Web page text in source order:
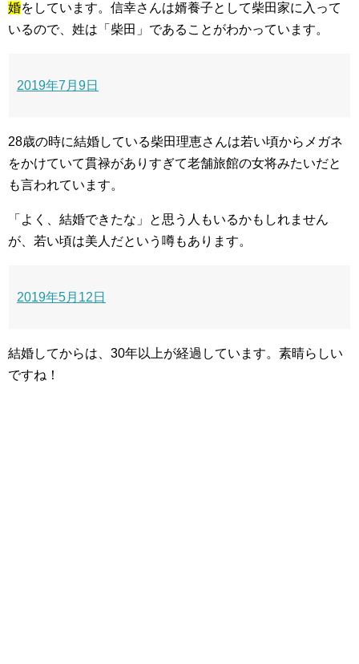
婚をしています。信幸さんは婿養子として柴田家に入って
いるので、姓は「柴田」であることがわかっています。
2019年7月9日
28歳の時に結婚している柴田理恵さんは若い頃からメガネ
をかけていて貫禄がありすぎて老舗旅館の女将みたいだと
も言われています。
「よく、結婚できたな」と思う人もいるかもしれません
が、若い頃は美人だという噂もあります。
2019年5月12日
結婚してからは、30年以上が経過しています。素晴らしい
ですね！